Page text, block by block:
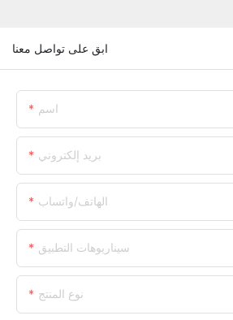
ابق على تواصل معنا
اسم
بريد إلكتروني
الهاتف/واتساب
سيناريوهات التطبيق
نوع المنتج